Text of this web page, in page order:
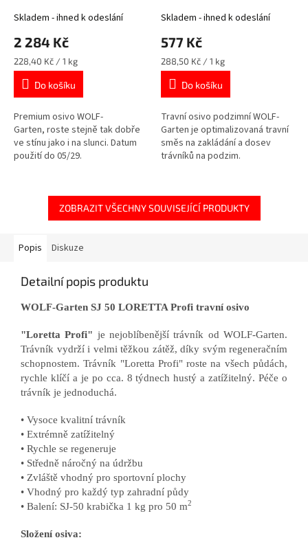
Skladem - ihned k odeslání
2 284 Kč
Měrná
cena:
228,40 Kč / 1 kg
Do košíku
Premium osivo WOLF-
Garten, roste stejně tak dobře
ve stínu jako i na slunci. Datum
použití do 05/29.
Skladem - ihned k odeslání
577 Kč
Měrná
cena:
288,50 Kč / 1 kg
Do košíku
Travní osivo podzimní WOLF-
Garten je optimalizovaná travní
směs na zakládání a dosev
trávníků na podzim.
ZOBRAZIT VŠECHNY SOUVISEJÍCÍ PRODUKTY
Popis Diskuze
Detailní popis produktu
WOLF-Garten SJ 50 LORETTA Profi travní osivo
"Loretta Profi" je nejoblíbenější trávník od WOLF-Garten.
Trávník vydrží i velmi těžkou zátěž, díky svým regeneračním
schopnostem. Trávník "Loretta Profi" roste na všech půdách,
rychle klíčí a je po cca. 8 týdnech hustý a zatížitelný. Péče o
trávník je jednoduchá.
• Vysoce kvalitní trávník
• Extrémně zatížitelný
• Rychle se regeneruje
• Středně náročný na údržbu
• Zvláště vhodný pro sportovní plochy
• Vhodný pro každý typ zahradní půdy
• Balení: SJ-50 krabička 1 kg pro 50 m2
Složení osiva: